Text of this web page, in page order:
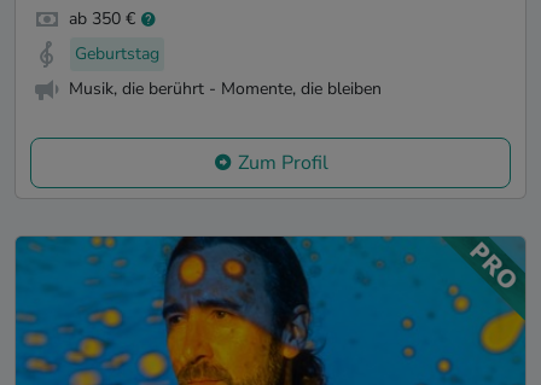
ab 350 €
Geburtstag
Musik, die berührt - Momente, die bleiben
Zum Profil